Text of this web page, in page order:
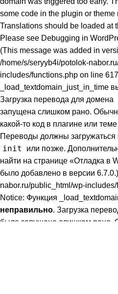
some code in the plugin or theme
Translations should be loaded at
Please see Debugging in
(This message was added in
/home/s/seryyb4i/potolok-
includes/functions.php on line
_load_textdomain_just_in_time
Загрузка перевода для домена
запущена слишком рано.
какой-то код в плагине или
Переводы должны
init
или позже.
найти на странице «Отладка в
было добавлено в версии
nabor.ru/public_html/wp-
Notice: Функция
неправильно. Загрузка
была запущена слишком рано.